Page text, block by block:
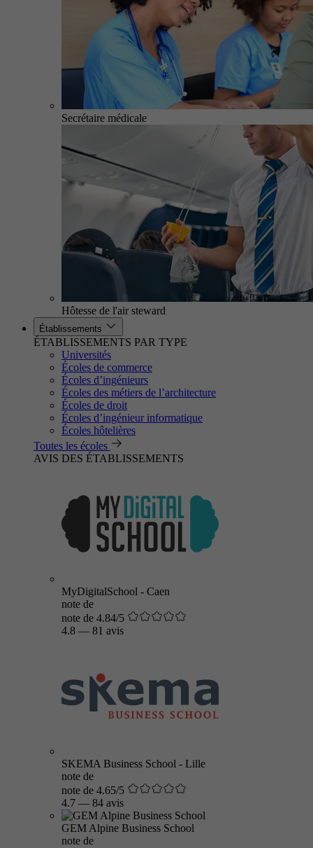
Secrétaire médicale
Hôtesse de l'air steward
Établissements
ÉTABLISSEMENTS PAR TYPE
Universités
Écoles de commerce
Écoles d’ingénieurs
Écoles des métiers de l’architecture
Écoles de droit
Écoles d’ingénieur informatique
Écoles hôtelières
Toutes les écoles
AVIS DES ÉTABLISSEMENTS
MyDigitalSchool - Caen
note de
note de 4.84/5
4.8 — 81 avis
SKEMA Business School - Lille
note de
note de 4.65/5
4.7 — 84 avis
GEM Alpine Business School
note de